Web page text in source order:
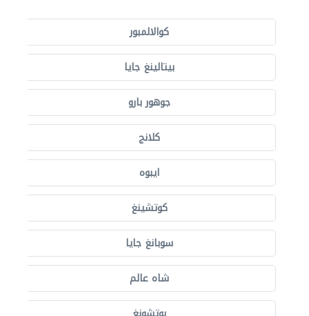
كوالالمبور
بيتالينغ جايا
جوهور بارو
كلانج
ايبوه
كوتشينغ
سوبانغ جايا
شاه عالم